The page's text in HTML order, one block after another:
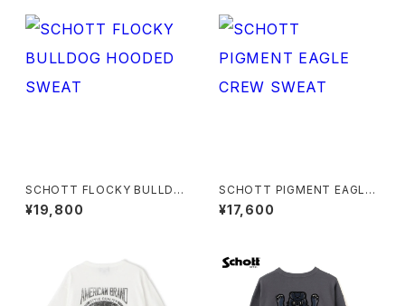
SCHOTT FLOCKY BULLDO
G HOODED SWEAT
¥19,800
SCHOTT PIGMENT EAGLE
CREW SWEAT
¥17,600